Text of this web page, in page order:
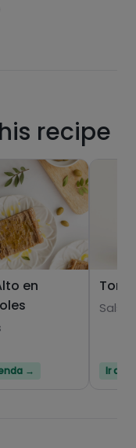
nutricional
recipe
en
→ Ir a